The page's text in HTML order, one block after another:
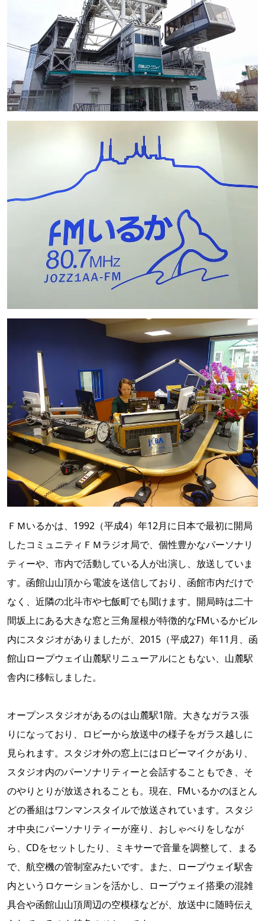
ＦＭいるかは、1992（平成4）年12月に日本で最初に開局
したコミュニティＦＭラジオ局で、個性豊かなパーソナリ
ティーや、市内で活動している人が出演し、放送していま
す。函館山山頂から電波を送信しており、函館市内だけで
なく、近隣の北斗市や七飯町でも聞けます。開局時は二十
間坂上にある大きな窓と三角屋根が特徴的なFMいるかビル
内にスタジオがありましたが、2015（平成27）年11月、函
館山ロープウェイ山麓駅リニューアルにともない、山麓駅
舎内に移転しました。
オープンスタジオがあるのは山麓駅1階。大きなガラス張
りになっており、ロビーから放送中の様子をガラス越しに
見られます。スタジオ外の窓上にはロビーマイクがあり、
スタジオ内のパーソナリティーと会話することもでき、そ
のやりとりが放送されることも。現在、FMいるかのほとん
どの番組はワンマンスタイルで放送されています。スタジ
オ中央にパーソナリティーが座り、おしゃべりをしなが
ら、CDをセットしたり、ミキサーで音量を調整して、まる
で、航空機の管制室みたいです。また、ロープウェイ駅舎
内というロケーションを活かし、ロープウェイ搭乗の混雑
具合や函館山山頂周辺の空模様などが、放送中に随時伝え